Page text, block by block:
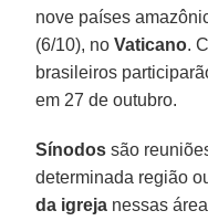
nove países
(6/10), noVaticano.
brasileiros
em 27 de outubro.
Sínodos são
determinada região
da igreja nessas